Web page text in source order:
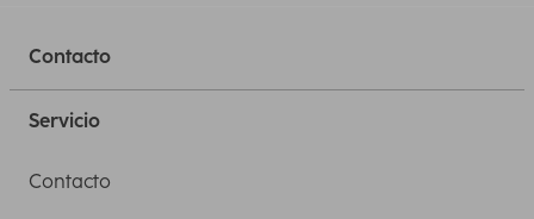
Contacto
Servicio
Contacto